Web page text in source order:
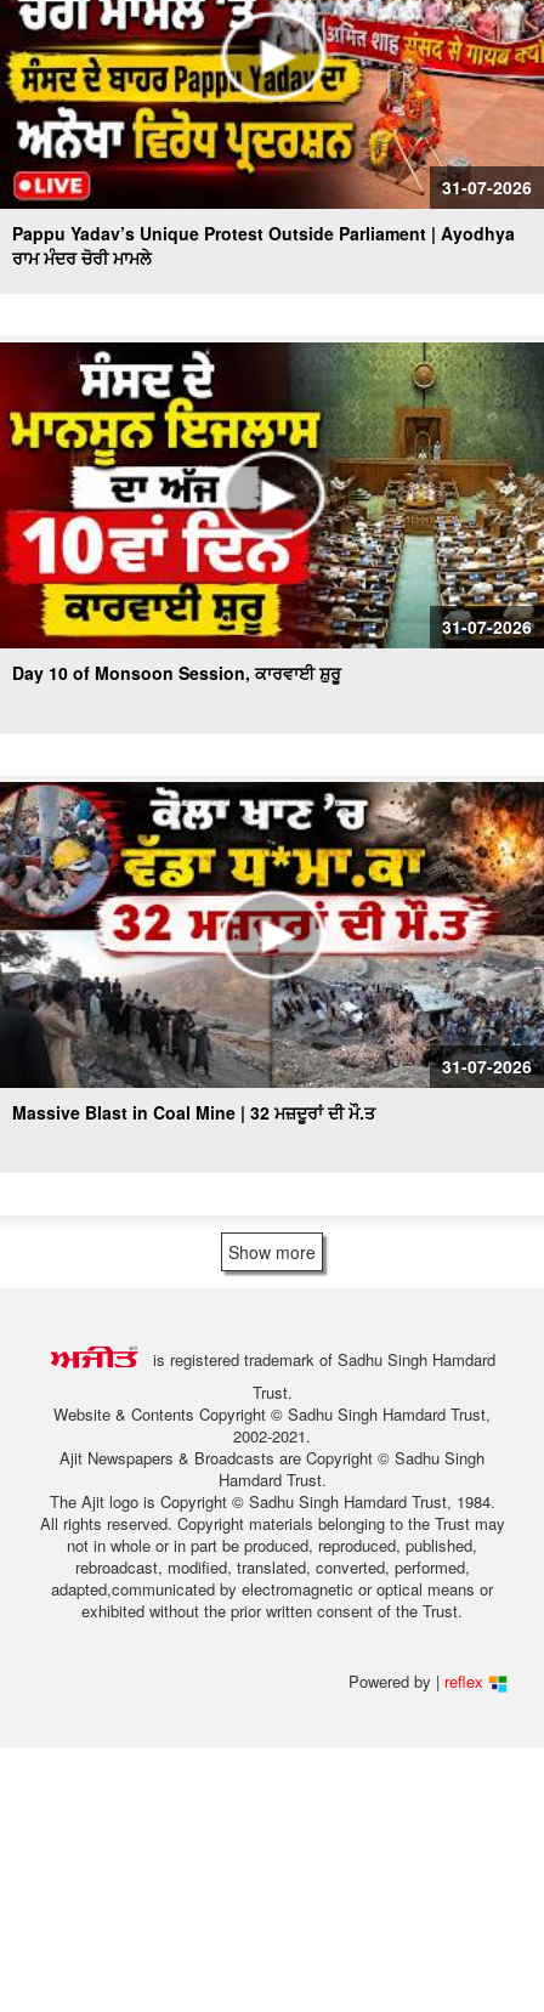
31-07-2026
Pappu Yadav’s Unique Protest Outside Parliament | Ayodhya
ਰਾਮ ਮੰਦਰ ਚੋਰੀ ਮਾਮਲੇ
31-07-2026
Day 10 of Monsoon Session, ਕਾਰਵਾਈ ਸ਼ੁਰੂ
31-07-2026
Massive Blast in Coal Mine | 32 ਮਜ਼ਦੂਰਾਂ ਦੀ ਮੌ.ਤ
Show more
is registered trademark of Sadhu Singh Hamdard
Trust.
Website & Contents Copyright © Sadhu Singh Hamdard Trust,
2002-2021.
Ajit Newspapers & Broadcasts are Copyright © Sadhu Singh
Hamdard Trust.
The Ajit logo is Copyright © Sadhu Singh Hamdard Trust, 1984.
All rights reserved. Copyright materials belonging to the Trust may
not in whole or in part be produced, reproduced, published,
rebroadcast, modified, translated, converted, performed,
adapted,communicated by electromagnetic or optical means or
exhibited without the prior written consent of the Trust.
Powered by | reflex